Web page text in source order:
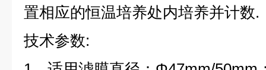
置相应的恒温培养处内培养并计数.
技术参数: